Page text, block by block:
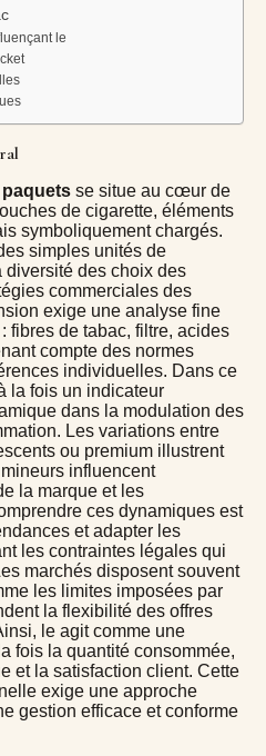
le
se situe au cœur de
de cigarette, éléments
symboliquement chargés.
simples unités de
des choix des
commerciales des
exige une analyse fine
fibres de tabac, filtre, acides
compte des normes
individuelles. Dans ce
la fois un indicateur
dans la modulation des
Les variations entre
ou premium illustrent
influencent
la marque et les
ces dynamiques est
et adapter les
les contraintes légales qui
marchés disposent souvent
les limites imposées par
la flexibilité des offres
le agit comme une
fois la quantité consommée,
et la satisfaction client. Cette
exige une approche
gestion efficace et conforme